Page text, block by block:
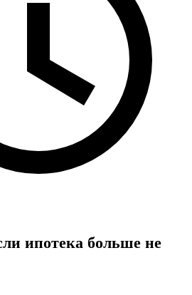
ипотека больше не